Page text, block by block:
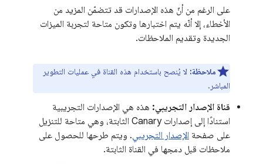
على الرغم من أنّ هذه الإصدارات قد تتضمّن المزيد من
الأخطاء، إلا أنّه يتم اختبارها وتكون متاحة لتجربة الميزات
الجديدة وتقديم الملاحظات.
ملاحظة: لا يُنصح باستخدام هذه القناة في عمليات التطوير
المباشر.
قناة الإصدار التجريبي: هذه هي الإصدارات التجريبية
استنادًا إلى إصدارات Canary الثابتة، وهي متاحة للتنزيل
على صفحة الإصدار التجريبي. ويتم طرحها للحصول على
ملاحظات قبل دمجها في القناة الثابتة.